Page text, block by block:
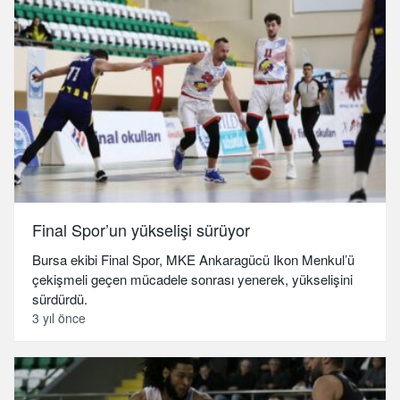
Final Spor’un yükselişi sürüyor
Bursa ekibi Final Spor, MKE Ankaragücü Ikon Menkul’ü
çekişmeli geçen mücadele sonrası yenerek, yükselişini
sürdürdü.
3 yıl önce